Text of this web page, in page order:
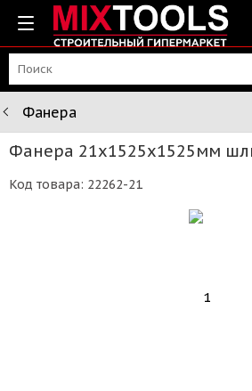
Фанера
Фанера 21х1525х1525мм
Код товара: 22262-21